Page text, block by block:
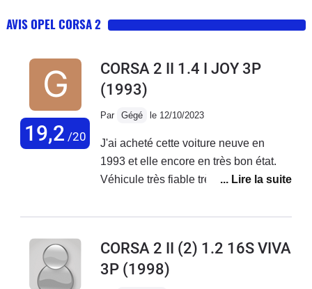
AVIS OPEL CORSA 2
19,2 /20
CORSA 2 II 1.4 I JOY 3P
(1993)
Par Gégé le 12/10/2023
J'ai acheté cette voiture neuve en
1993 et elle encore en très bon état.
Véhicule très fiable très bien fini pour
garder longtemps.
CORSA 2 II (2) 1.2 16S VIVA
3P (1998)